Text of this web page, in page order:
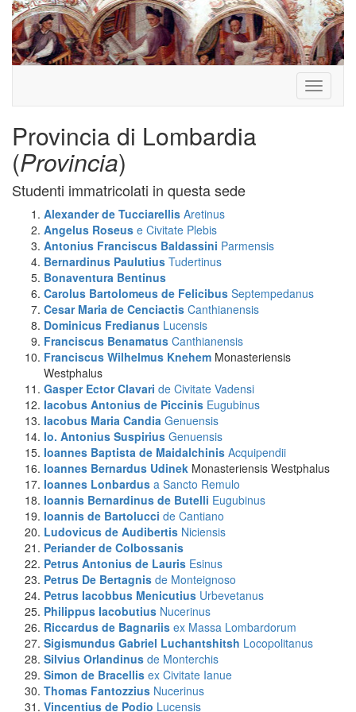
Toggle
Provincia di Lombardia
(Provincia)
Studenti immatricolati in questa sede
Alexander de Tucciarellis Aretinus
Angelus Roseus e Civitate Plebis
Antonius Franciscus Baldassini Parmensis
Bernardinus Paulutius Tudertinus
Bonaventura Bentinus
Carolus Bartolomeus de Felicibus Septempedanus
Cesar Maria de Cenciactis Canthianensis
Dominicus Fredianus Lucensis
Franciscus Benamatus Canthianensis
Franciscus Wilhelmus Knehem Monasteriensis
Westphalus
Gasper Ector Clavari de Civitate Vadensi
Iacobus Antonius de Piccinis Eugubinus
Iacobus Maria Candia Genuensis
Io. Antonius Suspirius Genuensis
Ioannes Baptista de Maidalchinis Acquipendii
Ioannes Bernardus Udinek Monasteriensis Westphalus
Ioannes Lonbardus a Sancto Remulo
Ioannis Bernardinus de Butelli Eugubinus
Ioannis de Bartolucci de Cantiano
Ludovicus de Audibertis Niciensis
Periander de Colbossanis
Petrus Antonius de Lauris Esinus
Petrus De Bertagnis de Monteignoso
Petrus Iacobbus Menicutius Urbevetanus
Philippus Iacobutius Nucerinus
Riccardus de Bagnariis ex Massa Lombardorum
Sigismundus Gabriel Luchantshitsh Locopolitanus
Silvius Orlandinus de Monterchis
Simon de Bracellis ex Civitate Ianue
Thomas Fantozzius Nucerinus
Vincentius de Podio Lucensis